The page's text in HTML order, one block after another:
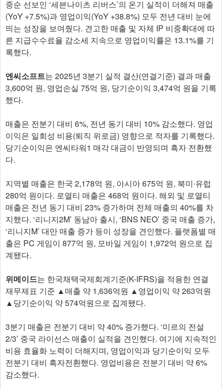
중순 선보인 ‘세븐나이츠 리버스’의 온기 실적이 더해져 매출
(YoY +7.5%)과 영업이익(YoY +38.8%) 모두 전년 대비 눈에
띄는 성장을 보여줬다. 견고한 매출 및 자체 IP 비중확대에 따
른 지급수수료율 감소세 지속으로 영업이익률은 13.1%를 기
록했다.
엔씨소프트는 2025년 3분기 실적 결산(연결기준) 결과 매출
3,600억 원, 영업손실 75억 원, 당기순이익 3,474억 원을 기록
했다.
매출은 전분기 대비 6%, 전년 동기 대비 10% 감소했다. 영업
이익은 일회성 비용(퇴직 위로금) 영향으로 적자를 기록했다.
당기순이익은 엔씨타워1 매각 대금이 반영되며 흑자 전환했
다.
지역별 매출은 한국 2,178억 원, 아시아 675억 원, 북미∙유럽
280억 원이다. 로열티 매출은 468억 원이다. 해외 및 로열티
매출은 전년 동기 대비 23% 증가하며 전체 매출의 40%를 차
지했다. ‘리니지2M’ 동남아 출시, ‘BNS NEO’ 중국 매출 증가,
‘리니지M’ 대만 매출 증가 등이 성장을 견인했다. 플랫폼별 매
출은 PC 게임이 877억 원, 모바일 게임이 1,972억 원으로 집
계됐다.
위메이드는 한국채택국제회계기준(K-IFRS)을 적용한 연결
재무제표 기준 ▲매출 약 1,636억원 ▲영업이익 약 263억원
▲당기순이익 약 574억원으로 집계됐다.
3분기 매출은 전분기 대비 약 40% 증가했다. ‘미르의 전설
2/3’ 중국 라이선스 매출이 실적을 견인했다. 여기에 지속적인
비용 효율화 노력이 더해지며, 영업이익과 당기순이익 모두
전분기 대비 흑자전환했다. 영업비용은 전분기 대비 약 6%
감소했다.